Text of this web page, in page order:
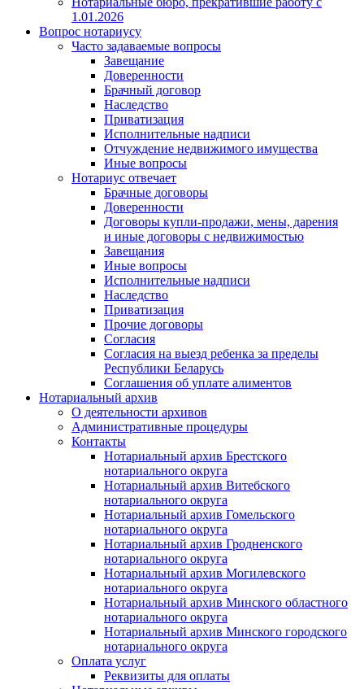
1.01.2026
Вопрос нотариусу
Часто задаваемые вопросы
Завещание
Доверенности
Брачный договор
Наследство
Приватизация
Исполнительные надписи
Отчуждение недвижимого имущества
Иные вопросы
Нотариус отвечает
Брачные договоры
Доверенности
Договоры купли-продажи, мены, дарения
и иные договоры с недвижимостью
Завещания
Иные вопросы
Исполнительные надписи
Наследство
Приватизация
Прочие договоры
Согласия
Согласия на выезд ребенка за пределы
Республики Беларусь
Соглашения об уплате алиментов
Нотариальный архив
О деятельности архивов
Административные процедуры
Контакты
Нотариальный архив Брестского
нотариального округа
Нотариальный архив Витебского
нотариального округа
Нотариальный архив Гомельского
нотариального округа
Нотариальный архив Гродненского
нотариального округа
Нотариальный архив Могилевского
нотариального округа
Нотариальный архив Минского областного
нотариального округа
Нотариальный архив Минского городского
нотариального округа
Оплата услуг
Реквизиты для оплаты